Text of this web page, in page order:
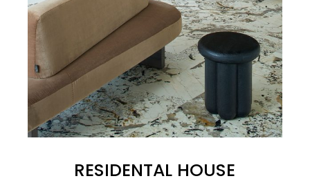
RESIDENTAL HOUSE